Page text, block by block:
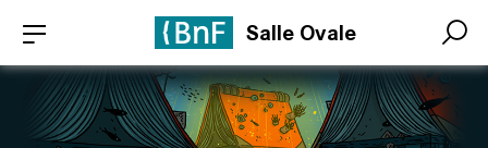
contenu
principal
Salle Ovale Search
Search
Panneau de gestion des cookies